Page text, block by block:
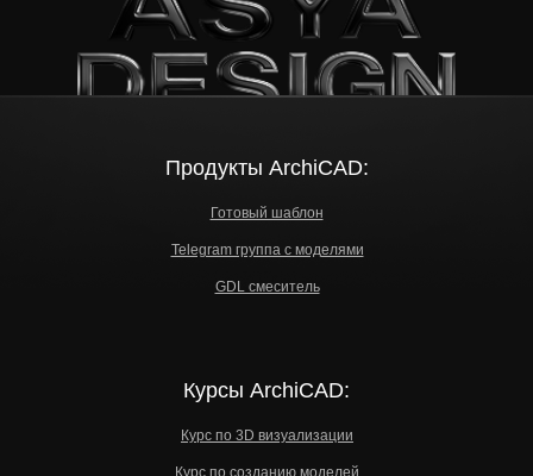
Продукты ArchiCAD:
Курсы ArchiCAD:
Готовый шаблон
Telegram группа с моделями
GDL смеситель
Курс по 3D визуализации
Курс по созданию моделей